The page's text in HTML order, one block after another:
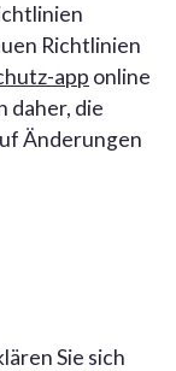
Richtlinien
app online
daher, die
Änderungen
Sie sich